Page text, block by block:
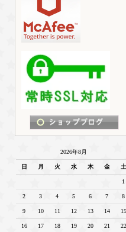
2026年8月
日 月 火 水 木 金 土
1
2 3 4 5 6 7 8
9 10 11 12 13 14 15
16 17 18 19 20 21 22